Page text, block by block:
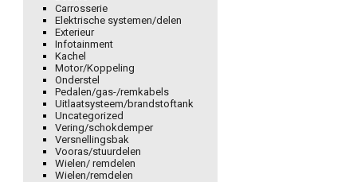
Carrosserie
Elektrische systemen/delen
Exterieur
Infotainment
Kachel
Motor/Koppeling
Onderstel
Pedalen/gas-/remkabels
Uitlaatsysteem/brandstoftank
Uncategorized
Vering/schokdemper
Versnellingsbak
Vooras/stuurdelen
Wielen/ remdelen
Wielen/remdelen